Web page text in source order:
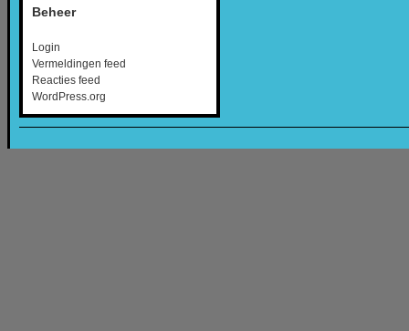
Beheer
Login
Vermeldingen feed
Reacties feed
WordPress.org